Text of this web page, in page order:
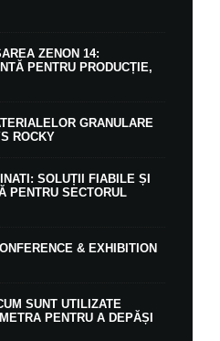
ZENON 14:
PENTRU PRODUCȚIE,
GRANULARE
ROCKY
SOLUȚII FIABILE ȘI
PENTRU SECTORUL
& EXHIBITION
SUNT UTILIZATE
PENTRU A DEPĂȘI